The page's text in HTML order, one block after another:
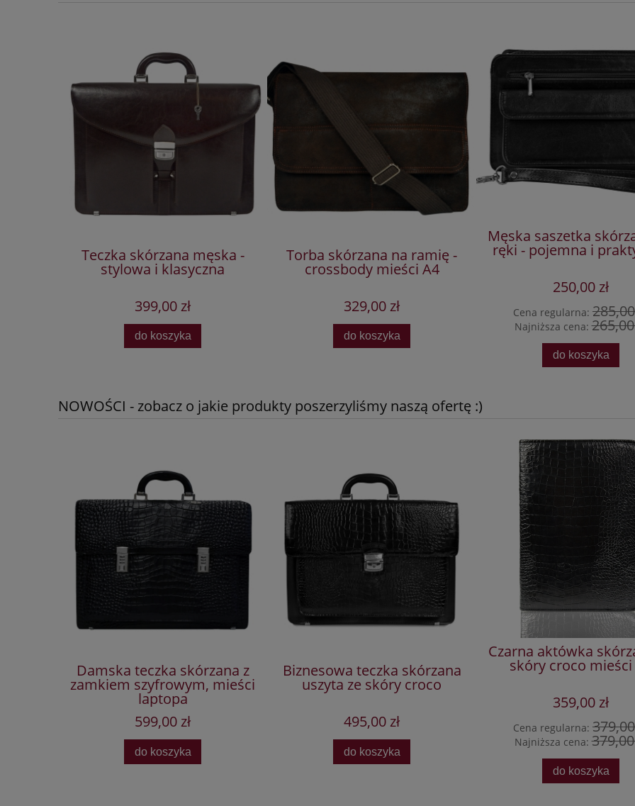
Teczka skórzana męska -
stylowa i klasyczna
399,00 zł
do koszyka
Torba skórzana na ramię -
crossbody mieści A4
329,00 zł
do koszyka
Męska saszetka
ręki - pojemna i
250,00 zł
Cena regularna:
Najniższa cena:265,00
do koszyka
NOWOŚCI - zobacz o jakie produkty poszerzyliśmy naszą ofertę :)
Damska teczka skórzana z
zamkiem szyfrowym, mieści
laptopa
599,00 zł
do koszyka
Biznesowa teczka skórzana
uszyta ze skóry croco
495,00 zł
do koszyka
Czarna aktówka
skóry croco mieści
359,00 zł
Cena regularna:
Najniższa cena:379,00
do koszyka